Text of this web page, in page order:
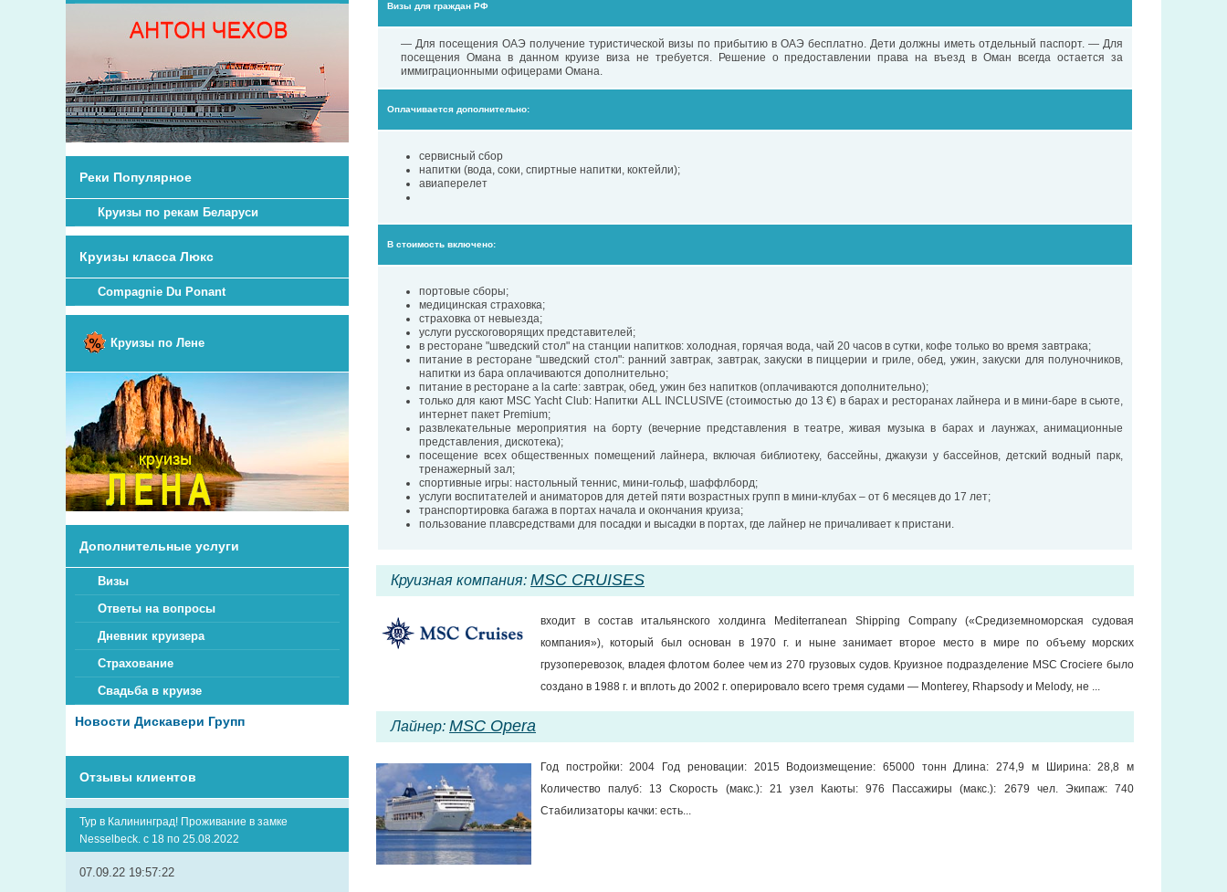
Реки Популярное
Круизы по рекам Беларуси
Круизы класса Люкс
Compagnie Du Ponant
Круизы по Лене
Дополнительные услуги
Визы
Ответы на вопросы
Дневник круизера
Страхование
Свадьба в круизе
Новости Дискавери Групп
Отзывы клиентов
Тур в Калининград! Проживание в замке
Nesselbeck. с 18 по 25.08.2022
07.09.22 19:57:22
Визы для граждан РФ
— Для посещения ОАЭ получение туристической визы по прибытию в ОАЭ бесплатно. Дети должны иметь отдельный паспорт. — Для
посещения Омана в данном круизе виза не требуется. Решение о предоставлении права на въезд в Оман всегда остается за
иммиграционными офицерами Омана.
Оплачивается дополнительно:
сервисный сбор
напитки (вода, соки, спиртные напитки, коктейли);
авиаперелет
В стоимость включено:
портовые сборы;
медицинская страховка;
страховка от невыезда;
услуги русскоговорящих представителей;
в ресторане "шведский стол" на станции напитков: холодная, горячая вода, чай 20 часов в сутки, кофе только во время завтрака;
питание в ресторане "шведский стол": ранний завтрак, завтрак, закуски в пиццерии и гриле, обед, ужин, закуски для полуночников,
напитки из бара оплачиваются дополнительно;
питание в ресторане a la carte: завтрак, обед, ужин без напитков (оплачиваются дополнительно);
только для кают MSC Yacht Club: Напитки ALL INCLUSIVE (стоимостью до 13 €) в барах и ресторанах лайнера и в мини-баре в сьюте,
интернет пакет Premium;
развлекательные мероприятия на борту (вечерние представления в театре, живая музыка в барах и лаунжах, анимационные
представления, дискотека);
посещение всех общественных помещений лайнера, включая библиотеку, бассейны, джакузи у бассейнов, детский водный парк,
тренажерный зал;
спортивные игры: настольный теннис, мини-гольф, шаффлборд;
услуги воспитателей и аниматоров для детей пяти возрастных групп в мини-клубах – от 6 месяцев до 17 лет;
транспортировка багажа в портах начала и окончания круиза;
пользование плавсредствами для посадки и высадки в портах, где лайнер не причаливает к пристани.
Круизная компания: MSC CRUISES
входит в состав итальянского холдинга Mediterranean Shipping Company («Средиземноморская судовая
компания»), который был основан в 1970 г. и ныне занимает второе место в мире по объему морских
грузоперевозок, владея флотом более чем из 270 грузовых судов. Круизное подразделение MSC Crociere было
создано в 1988 г. и вплоть до 2002 г. оперировало всего тремя судами — Monterey, Rhapsody и Melody, не ...
Лайнер: MSC Opera
Год постройки: 2004 Год реновации: 2015 Водоизмещение: 65000 тонн Длина: 274,9 м Ширина: 28,8 м
Количество палуб: 13 Скорость (макс.): 21 узел Каюты: 976 Пассажиры (макс.): 2679 чел. Экипаж: 740
Стабилизаторы качки: есть...